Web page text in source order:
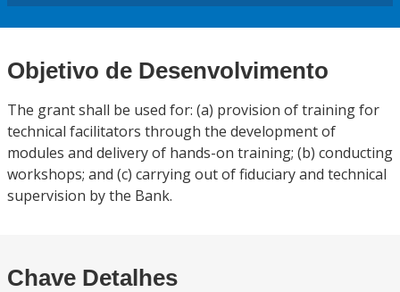
Objetivo de Desenvolvimento
The grant shall be used for: (a) provision of training for
technical facilitators through the development of
modules and delivery of hands-on training; (b) conducting
workshops; and (c) carrying out of fiduciary and technical
supervision by the Bank.
Chave Detalhes